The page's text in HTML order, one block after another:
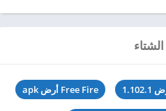
Free Fire أرض apk